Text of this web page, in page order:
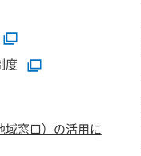
度
窓口）の活用に